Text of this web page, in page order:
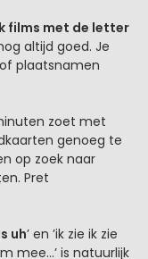
films met de letter
altijd goed. Je
plaatsnamen
zoet met
genoeg te
op zoek naar
Pret
uh’ en ’ik zie ik zie
mee…’ is natuurlijk